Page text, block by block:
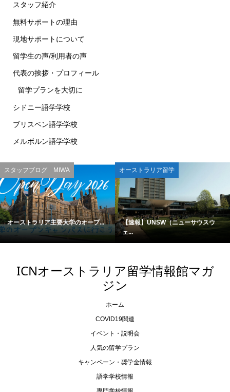
スタッフ紹介
無料サポートの理由
現地サポートについて
留学生の声/利用者の声
代表の挨拶・プロフィール
留学プランを大切に
シドニー語学学校
ブリスベン語学学校
メルボルン語学学校
スタッフブログ MIWA
オーストラリア主要大学のオープ...
オーストラリア留学
【速報】UNSW（ニューサウスウ
ェ...
ICNオーストラリア留学情報館マガ
ジン
ホーム
COVID19関連
イベント・説明会
人気の留学プラン
キャンペーン・奨学金情報
語学学校情報